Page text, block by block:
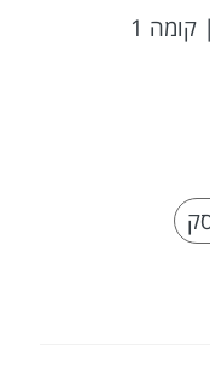
| קומה 1